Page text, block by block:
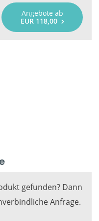
Angebote ab
EUR 118,00
gefunden? Dann
Anfrage.